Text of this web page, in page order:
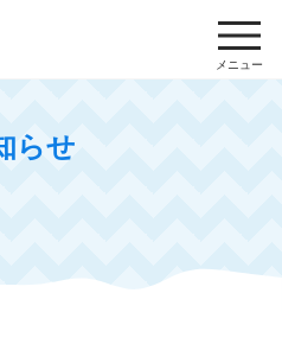
メニュー
らせ